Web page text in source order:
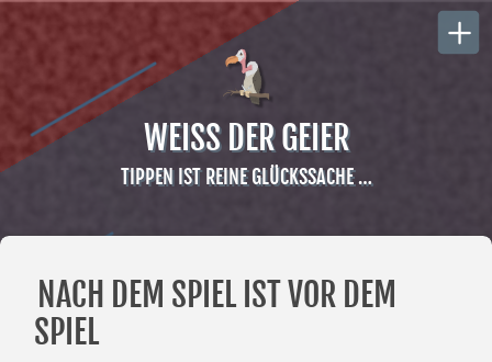
WEISS DER GEIER
TIPPEN IST REINE GLÜCKSSACHE …
NACH DEM SPIEL IST VOR DEM
SPIEL